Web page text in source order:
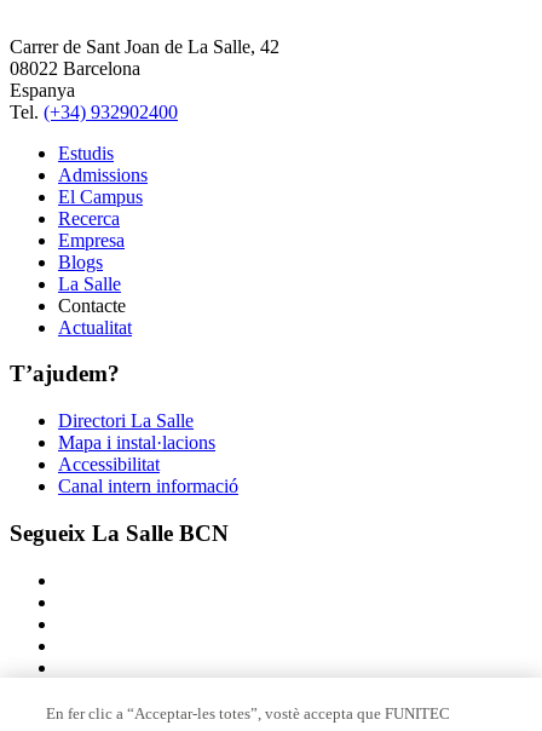
Carrer de Sant Joan de La Salle, 42
08022 Barcelona
Espanya
Tel. (+34) 932902400
Estudis
Admissions
El Campus
Recerca
Empresa
Blogs
La Salle
Contacte
Actualitat
T’ajudem?
Directori La Salle
Mapa i instal·lacions
Accessibilitat
Canal intern informació
Segueix La Salle BCN
En fer clic a “Acceptar-les totes”, vostè accepta que FUNITEC